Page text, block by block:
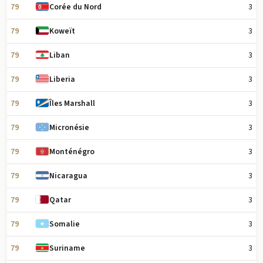
79 Corée du Nord 3
79 Koweït 3
79 Liban 3
79 Liberia 3
79 Îles Marshall 3
79 Micronésie 3
79 Monténégro 3
79 Nicaragua 3
79 Qatar 3
79 Somalie 3
79 Suriname 3